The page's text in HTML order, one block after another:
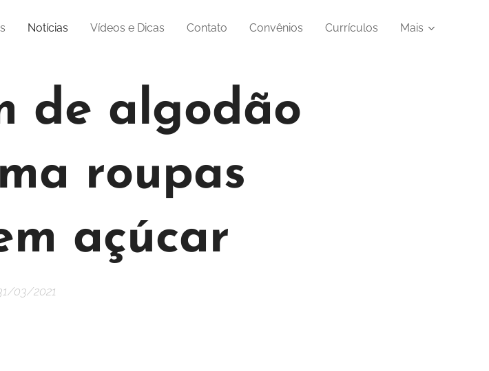
Notícias Vídeos e Dicas Contato Convênios Currículos Mais
de algodão
roupas
açúcar
03/2021